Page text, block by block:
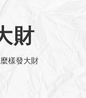
財
樣發大財